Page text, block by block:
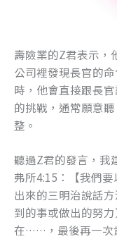
壽險業的Z君表示，
公司裡發現長官的
時，他會直接跟長
的挑戰，通常願意
整。
聽過Z君的發言，我
弗所4:15：【我們
出來的三明治說話
到的事或做出的努
在……，最後再一次